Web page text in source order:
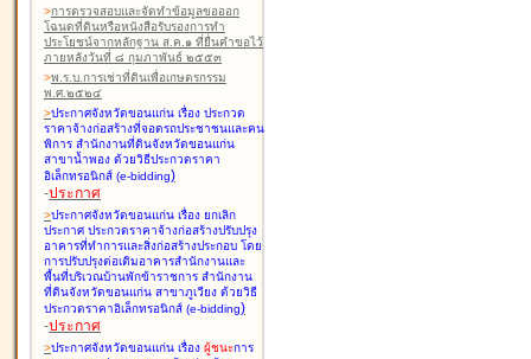
>การตรวจสอบและจัดทำข้อมูลขอออก
โฉนดที่ดินหรือหนังสือรับรองการทำ
ประโยชน์จากหลักฐาน ส.ค.๑ ที่ยื่นคำขอไว้
ภายหลังวันที่ ๘ กุมภาพันธ์ ๒๕๕๓
>พ.ร.บ.การเช่าที่ดินเพื่อเกษตรกรรม
พ.ศ.๒๕๒๔
>ประกาศจังหวัดขอนแก่น เรื่อง ประกวด
ราคาจ้างก่อสร้างที่จอดรถประชาชนและคน
พิการ สำนักงานที่ดินจังหวัดขอนแก่น
สาขาน้ำพอง ด้วยวิธีประกวดราคา
อิเล็กทรอนิกส์ (e-bidding)
-ประกาศ
>ประกาศจังหวัดขอนแก่น เรื่อง ยกเลิก
ประกาศ ประกวดราคาจ้างก่อสร้างปรับปรุง
อาคารที่ทำการและสิ่งก่อสร้างประกอบ โดย
การปรับปรุงต่อเติมอาคารสำนักงานและ
พื้นที่บริเวณบ้านพักข้าราชการ สำนักงาน
ที่ดินจังหวัดขอนแก่น สาขาภูเวียง ด้วยวิธี
ประกวดราคาอิเล็กทรอนิกส์ (e-bidding)
-ประกาศ
>ประกาศจังหวัดขอนแก่น เรื่อง ผู้ชนะการ